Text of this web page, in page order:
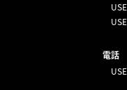
電話